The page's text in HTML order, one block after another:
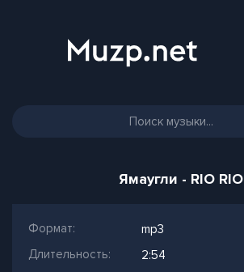
Ямаугли - RIO RIO
Формат:
mp3
Длительность:
2:54